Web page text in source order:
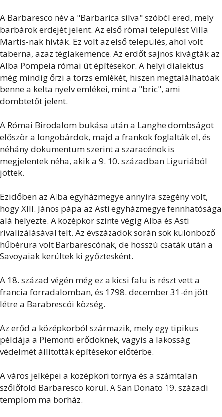
A Barbaresco név a "Barbarica silva" szóból ered, mely
barbárok erdejét jelent. Az első római települést Villa
Martis-nak hívták. Ez volt az első település, ahol volt
taberna, azaz téglakemence. Az erdőt sajnos kivágták az
Alba Pompeia római út építésekor. A helyi dialektus
még mindig őrzi a törzs emlékét, hiszen megtalálhatóak
benne a kelta nyelv emlékei, mint a "bric", ami
dombtetőt jelent.
A Római Birodalom bukása után a Langhe dombságot
először a longobárdok, majd a frankok foglalták el, és
néhány dokumentum szerint a szaracénok is
megjelentek néha, akik a 9. 10. században Liguriából
jöttek.
Ezidőben az Alba egyházmegye annyira szegény volt,
hogy XIII. János pápa az Asti egyházmegye fennhatósága
alá helyezte. A középkor szinte végig Alba és Asti
rivalizálásával telt. Az évszázadok során sok különböző
hűbérura volt Barbarescónak, de hosszú csaták után a
Savoyaiak kerültek ki győztesként.
A 18. század végén még ez a kicsi falu is részt vett a
francia forradalomban, és 1798. december 31-én jött
létre a Barabrescói község.
Az erőd a középkorból származik, mely egy tipikus
példája a Piemonti erődöknek, vagyis a lakosság
védelmét állították építésekor előtérbe.
A város jelképei a középkori tornya és a számtalan
szőlőföld Barbaresco körül. A San Donato 19. századi
templom ma borház.